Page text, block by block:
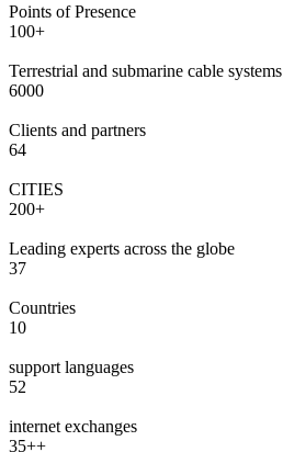
Points of Presence
100+
Terrestrial and submarine cable systems
6000
Clients and partners
64
CITIES
200+
Leading experts across the globe
37
Countries
10
support languages
52
internet exchanges
35++